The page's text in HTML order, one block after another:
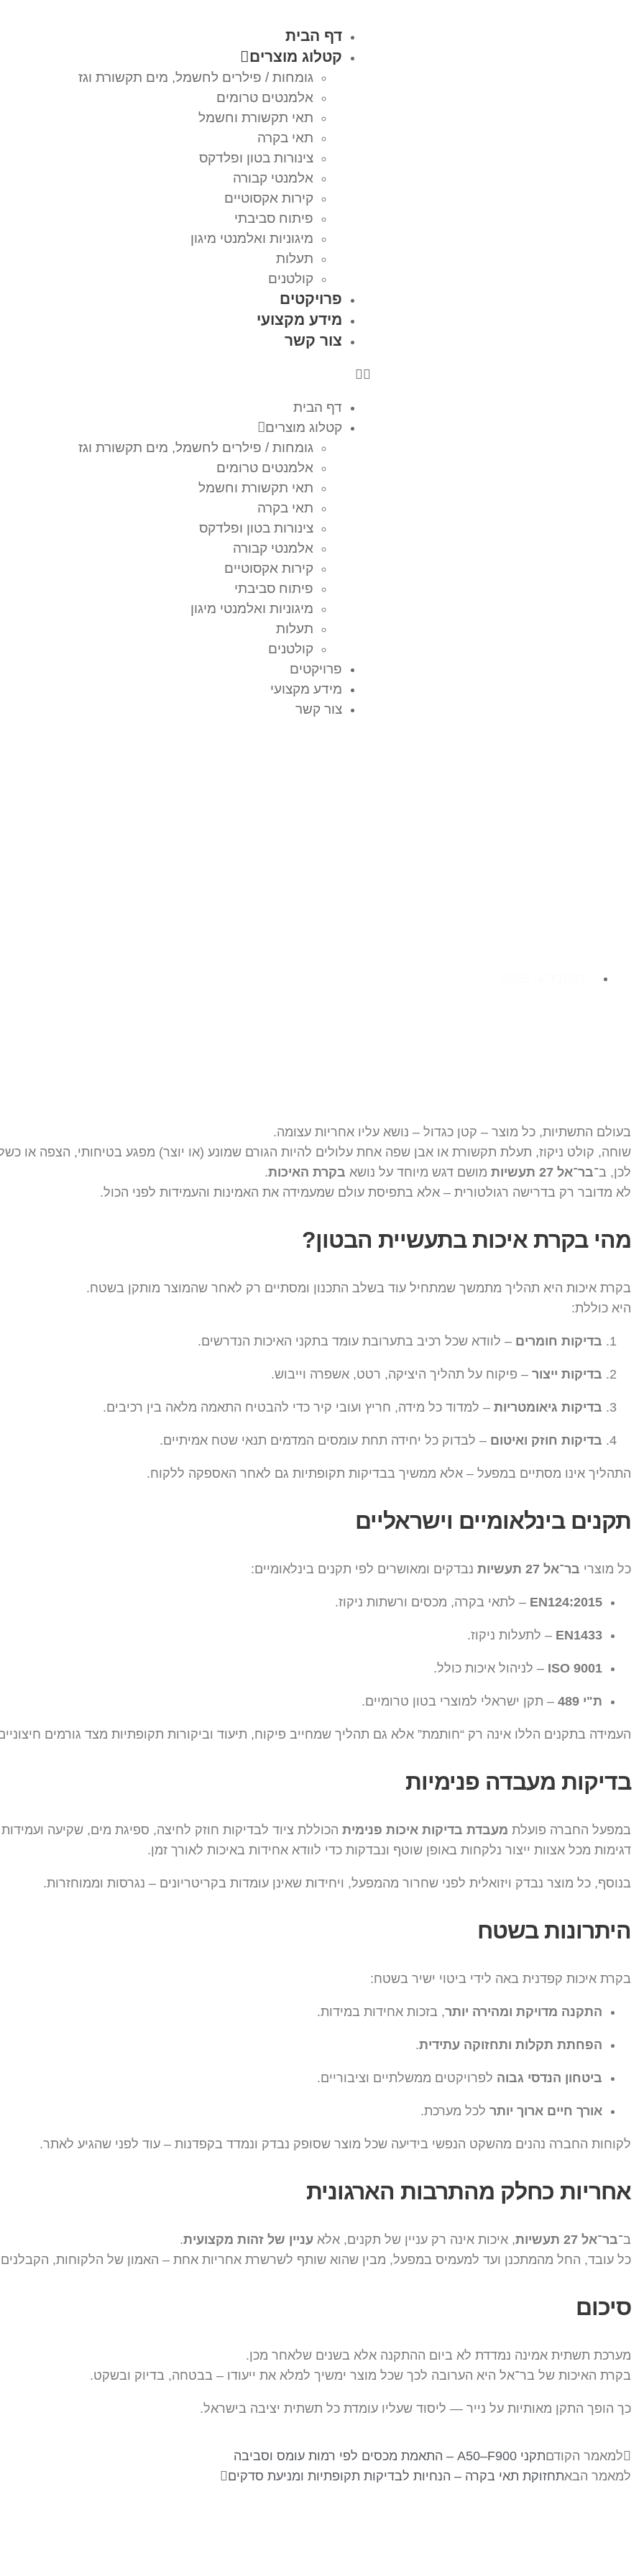
דף הבית
קטלוג מוצרים
גומחות / פילרים לחשמל, מים תקשורת וגז
אלמנטים טרומים
תאי תקשורת וחשמל
תאי בקרה
צינורות בטון ופלדקס
אלמנטי קבורה
קירות אקסוטיים
פיתוח סביבתי
מיגוניות ואלמנטי מיגון
תעלות
קולטנים
פרויקטים
מידע מקצועי
צור קשר
דף הבית
קטלוג מוצרים
גומחות / פילרים לחשמל, מים תקשורת וגז
אלמנטים טרומים
תאי תקשורת וחשמל
תאי בקרה
צינורות בטון ופלדקס
אלמנטי קבורה
קירות אקסוטיים
פיתוח סביבתי
מיגוניות ואלמנטי מיגון
תעלות
קולטנים
פרויקטים
מידע מקצועי
צור קשר
בעולם התשתיות, כל מוצר – קטן כגדול – נושא עליו אחריות עצומה.
שוחה, קולט ניקוז, תעלת תקשורת או אבן שפה אחת עלולים להיות הגורם שמונע (או יוצר) מפגע בטיחותי, הצפה או
לכן, ב־בר־אל 27 תעשיות מושם דגש מיוחד על נושא בקרת האיכות.
לא מדובר רק בדרישה רגולטורית – אלא בתפיסת עולם שמעמידה את האמינות והעמידות לפני הכול.
מהי בקרת איכות בתעשיית הבטון?
בקרת איכות היא תהליך מתמשך שמתחיל עוד בשלב התכנון ומסתיים רק לאחר שהמוצר מותקן בשטח.
היא כוללת:
בדיקות חומרים – לוודא שכל רכיב בתערובת עומד בתקני האיכות הנדרשים.
בדיקות ייצור – פיקוח על תהליך היציקה, רטט, אשפרה וייבוש.
בדיקות גיאומטריות – למדוד כל מידה, חריץ ועובי קיר כדי להבטיח התאמה מלאה בין רכיבים.
בדיקות חוזק ואיטום – לבדוק כל יחידה תחת עומסים המדמים תנאי שטח אמיתיים.
התהליך אינו מסתיים במפעל – אלא ממשיך בבדיקות תקופתיות גם לאחר האספקה ללקוח.
תקנים בינלאומיים וישראליים
כל מוצרי בר־אל 27 תעשיות נבדקים ומאושרים לפי תקנים בינלאומיים:
EN124:2015 – לתאי בקרה, מכסים ורשתות ניקוז.
EN1433 – לתעלות ניקוז.
ISO 9001 – לניהול איכות כולל.
ת"י 489 – תקן ישראלי למוצרי בטון טרומיים.
העמידה בתקנים הללו אינה רק “חותמת” אלא גם תהליך שמחייב פיקוח, תיעוד וביקורות תקופתיות מצד גורמים
בדיקות מעבדה פנימיות
במפעל החברה פועלת מעבדת בדיקות איכות פנימית הכוללת ציוד לבדיקות חוזק לחיצה, ספיגת מים, שקיעה ועמידות
דגימות מכל אצוות ייצור נלקחות באופן שוטף ונבדקות כדי לוודא אחידות באיכות לאורך זמן.
בנוסף, כל מוצר נבדק ויזואלית לפני שחרור מהמפעל, ויחידות שאינן עומדות בקריטריונים – נגרסות וממוחזרות.
היתרונות בשטח
בקרת איכות קפדנית באה לידי ביטוי ישיר בשטח:
התקנה מדויקת ומהירה יותר, בזכות אחידות במידות.
הפחתת תקלות ותחזוקה עתידית.
ביטחון הנדסי גבוה לפרויקטים ממשלתיים וציבוריים.
אורך חיים ארוך יותר לכל מערכת.
לקוחות החברה נהנים מהשקט הנפשי בידיעה שכל מוצר שסופק נבדק ונמדד בקפדנות – עוד לפני שהגיע לאתר.
אחריות כחלק מהתרבות הארגונית
ב־בר־אל 27 תעשיות , איכות אינה רק עניין של תקנים, אלא עניין של זהות מקצועית.
כל עובד, החל מהמתכנן ועד למעמיס במפעל, מבין שהוא שותף לשרשרת אחריות אחת – האמון של הלקוחות, הקבלנים
סיכום
מערכת תשתית אמינה נמדדת לא ביום ההתקנה אלא בשנים שלאחר מכן.
בקרת האיכות של בר־אל היא הערובה לכך שכל מוצר ימשיך למלא את ייעודו – בבטחה, בדיוק ובשקט.
כך הופך התקן מאותיות על נייר — ליסוד שעליו עומדת כל תשתית יציבה בישראל.
למאמר הקודםתקני A50–F900 – התאמת מכסים לפי רמות עומס וסביבה
למאמר הבאתחזוקת תאי בקרה – הנחיות לבדיקות תקופתיות ומניעת סדקים